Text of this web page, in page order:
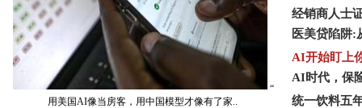
“
用美国AI像当房客， 用中 国模型才像有了家..
经销商人士
医美贷陷阱:
AI开始盯上
AI时代 ， 保
统一饮料五